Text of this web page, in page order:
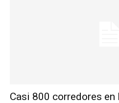
Casi 800 corredores en